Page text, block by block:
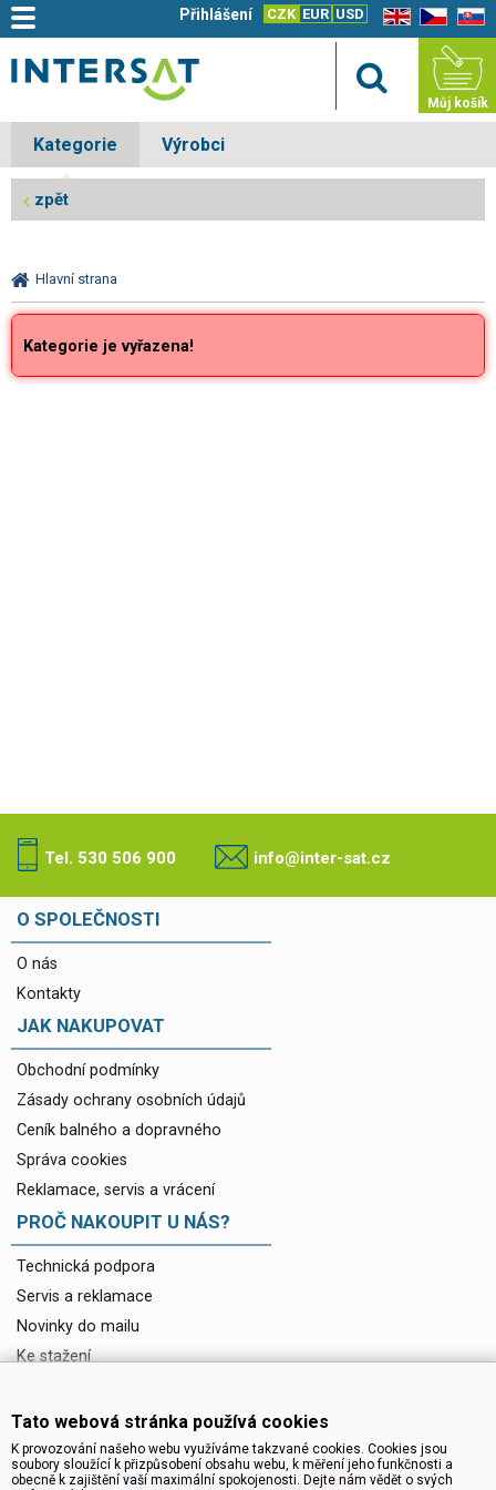
EN CZ SK
CZK EUR USD
Přihlášení
Můj košík
Kategorie Výrobci
zpět
Hlavní strana
Kategorie je vyřazena!
Tel. 530 506 900 info@inter-sat.cz
O SPOLEČNOSTI
O nás
Kontakty
JAK NAKUPOVAT
Obchodní podmínky
Zásady ochrany osobních údajů
Ceník balného a dopravného
Správa cookies
Reklamace, servis a vrácení
PROČ NAKOUPIT U NÁS?
Technická podpora
Servis a reklamace
Novinky do mailu
Ke stažení
Tato webová stránka používá cookies
K provozování našeho webu využíváme takzvané cookies. Cookies jsou
soubory sloužící k přizpůsobení obsahu webu, k měření jeho funkčnosti a
obecně k zajištění vaší maximální spokojenosti. Dejte nám vědět o svých